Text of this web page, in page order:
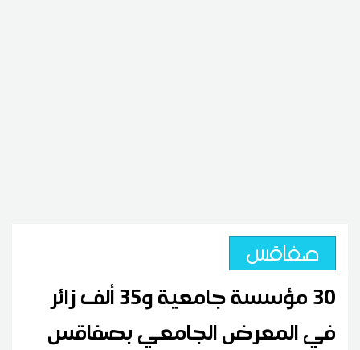
صفاقس
30 مؤسسة جامعية و35 ألف زائر
في المعرض الجامعي بصفاقس